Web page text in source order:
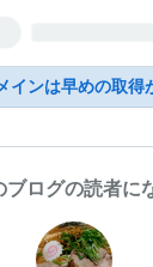
インは早めの取得
ブログの読者に